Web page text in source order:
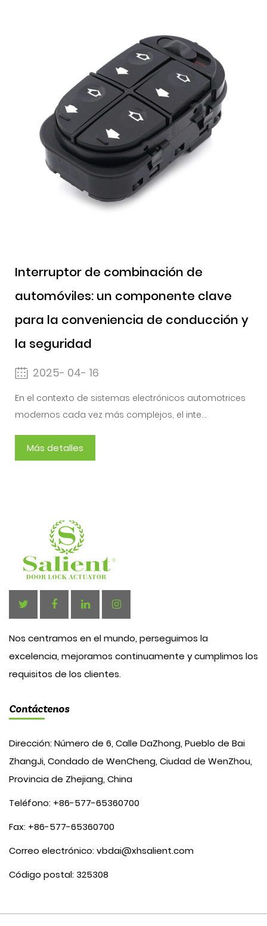
Interruptor de combinación de
automóviles: un componente clave
para la conveniencia de conducción y
la seguridad
2025- 04- 16
En el contexto de sistemas electrónicos automotrices
modernos cada vez más complejos, el inte...
Más detalles
Nos centramos en el mundo, perseguimos la
excelencia, mejoramos continuamente y cumplimos los
requisitos de los clientes.
Contáctenos
Dirección: Número de 6, Calle DaZhong, Pueblo de Bai
ZhangJi, Condado de WenCheng, Ciudad de WenZhou,
Provincia de Zhejiang, China
Teléfono: +86-577-65360700
Fax: +86-577-65360700
Correo electrónico:vbdai@xhsalient.com
Código postal: 325308